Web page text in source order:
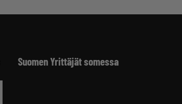
Suomen Yrittäjät somessa